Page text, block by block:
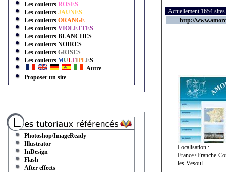
Les couleurs ROSES
Les couleurs JAUNES
Les couleurs ORANGE
Les couleurs VIOLETTES
Les couleurs BLANCHES
Les couleurs NOIRES
Les couleurs GRISES
Les couleurs MULTIPLES
Autre
Proposer un site
Photoshop/ImageReady
Illustrator
InDesign
Flash
After effects
Actuellement 1654
http://
Localisation :
France>Franche-
les-Vesoul